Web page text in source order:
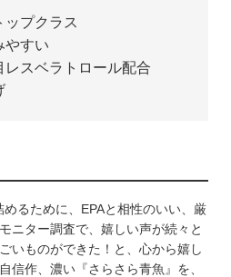
ップクラス
やすい
スベラトロール配合
るために、EPAと相性のいい、厳
ニター調査で、嬉しい声が続々と
いものができた！と、心から嬉し
信作、濃い『さらさら青魚』を、